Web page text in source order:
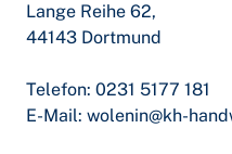
Lange Reihe 62,
44143 Dortmund
Telefon: 0231 5177 181
E-Mail: wolenin@kh-